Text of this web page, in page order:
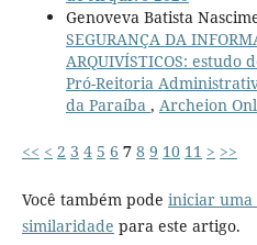
Genoveva Batista
SEGURANÇA DA
ARQUIVÍSTICOS: estudo
Pró-Reitoria
da Paraíba , Archeion
<< < 2 3 4 5 6 7 8 9 10 11 > >>
Você também pode iniciar uma
similaridade para este artigo.